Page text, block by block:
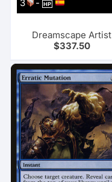
3 -HP
Dreamscape Artist
$337.50